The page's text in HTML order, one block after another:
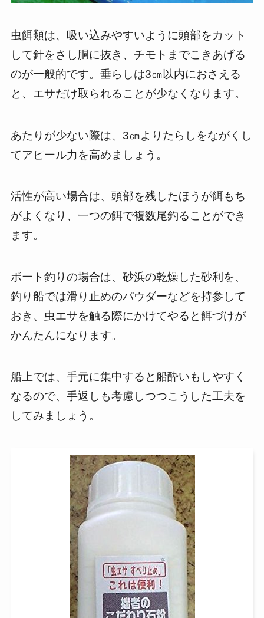
虫餌類は、吸い込みやすいように頭部をカット
して針をさし胴に抜き、チモトまでこきあげる
のが一般的です。垂らしは3㎝以内におさえる
と、エサだけ取られることが少なくなります。
あたりが少ない際は、3㎝よりたらしをながくし
てアピール力を高めましょう。
活性が高い場合は、頭部を残したほうが餌もち
がよくなり、一つの餌で複数尾釣ることができ
ます。
ボート釣りの場合は、砂浜の乾燥した砂利を、
釣り船では滑り止めのパウダーなどを持参して
おき、虫エサを触る際にかけてやると餌づけが
かんたんになります。
船上では、手元に集中すると船酔いもしやすく
なるので、手返しも考慮しつつこうした工夫を
してみましょう。